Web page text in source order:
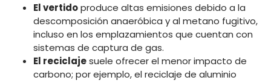
El vertidoproduce altas emisiones debido a la
descomposición anaeróbica y al metano fugitivo,
incluso en los emplazamientos que cuentan con
sistemas de captura de gas.
El reciclajesuele ofrecer el menor impacto de
carbono; por ejemplo, el reciclaje de aluminio